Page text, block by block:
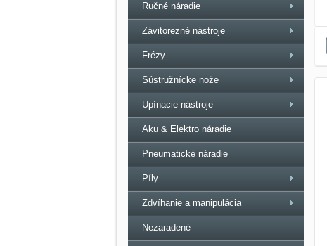
Ručné náradie
Závitorezné nástroje
Frézy
Sústružnícke nože
Upínacie nástroje
Aku & Elektro náradie
Pneumatické náradie
Píly
Zdvíhanie a manipulácia
Nezaradené